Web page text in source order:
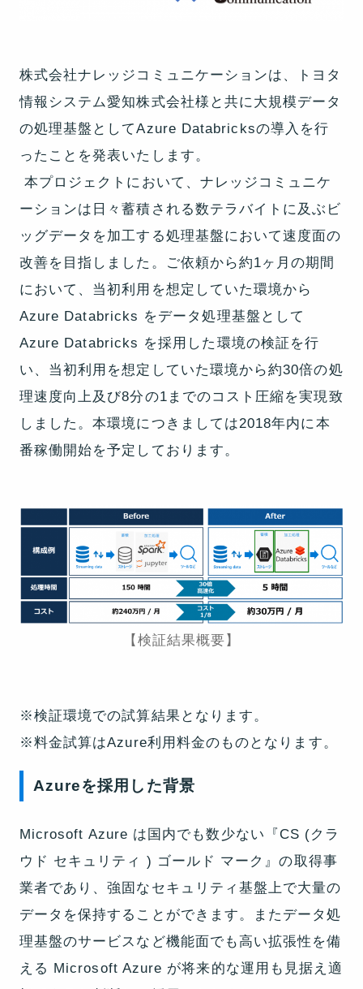
株式会社ナレッジコミュニケーションは、トヨタ
情報システム愛知株式会社様と共に大規模データ
の処理基盤としてAzure Databricksの導入を行
ったことを発表いたします。
本プロジェクトにおいて、ナレッジコミュニケ
ーションは日々蓄積される数テラバイトに及ぶビ
ッグデータを加工する処理基盤において速度面の
改善を目指しました。ご依頼から約1ヶ月の期間
において、当初利用を想定していた環境から
Azure Databricks をデータ処理基盤として
Azure Databricks を採用した環境の検証を行
い、当初利用を想定していた環境から約30倍の処
理速度向上及び8分の1までのコスト圧縮を実現致
しました。本環境につきましては2018年内に本
番稼働開始を予定しております。
【検証結果概要】
※検証環境での試算結果となります。
※料金試算はAzure利用料金のものとなります。
Azureを採用した背景
Microsoft Azure は国内でも数少ない『CS (クラ
ウド セキュリティ ) ゴールド マーク』の取得事
業者であり、強固なセキュリティ基盤上で大量の
データを保持することができます。またデータ処
理基盤のサービスなど機能面でも高い拡張性を備
える Microsoft Azure が将来的な運用も見据え適